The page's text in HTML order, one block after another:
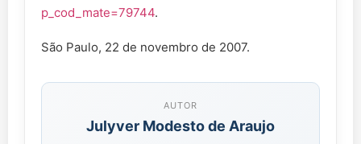
p_cod_mate=79744.
São Paulo, 22 de novembro de 2007.
AUTOR
Julyver Modesto de Araujo